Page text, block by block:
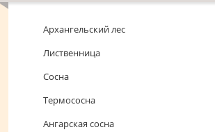
Архангельский лес
Лиственница
Сосна
Термососна
Ангарская сосна